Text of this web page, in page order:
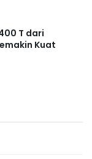
T dari
Kuat